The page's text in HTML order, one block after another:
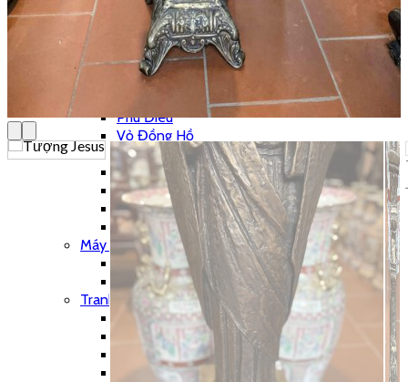
Chân Nến Đồng
Đồng Hồ
Bộ 3 Món
Bộ Đếm Piano
Chưa Phân Loại
Phong Vũ Biểu
Phù Điêu
Vỏ Đồng Hồ
Đế – Bệ Đồng Hồ
Đồng Hồ Cây – Tủ
Đồng Hồ Treo Tường
Đồng Hồ Tượng
Đồng Hồ Để Bàn
Máy Hát
Hộp Nhạc
Polyphone
Tranh – Ảnh
Khung Tranh
Phù Điêu
Tranh Gỗ
Tranh Sơn Dầu